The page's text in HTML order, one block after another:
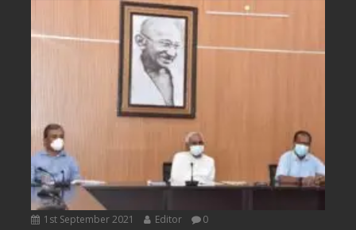
1st September 2021 Editor 0